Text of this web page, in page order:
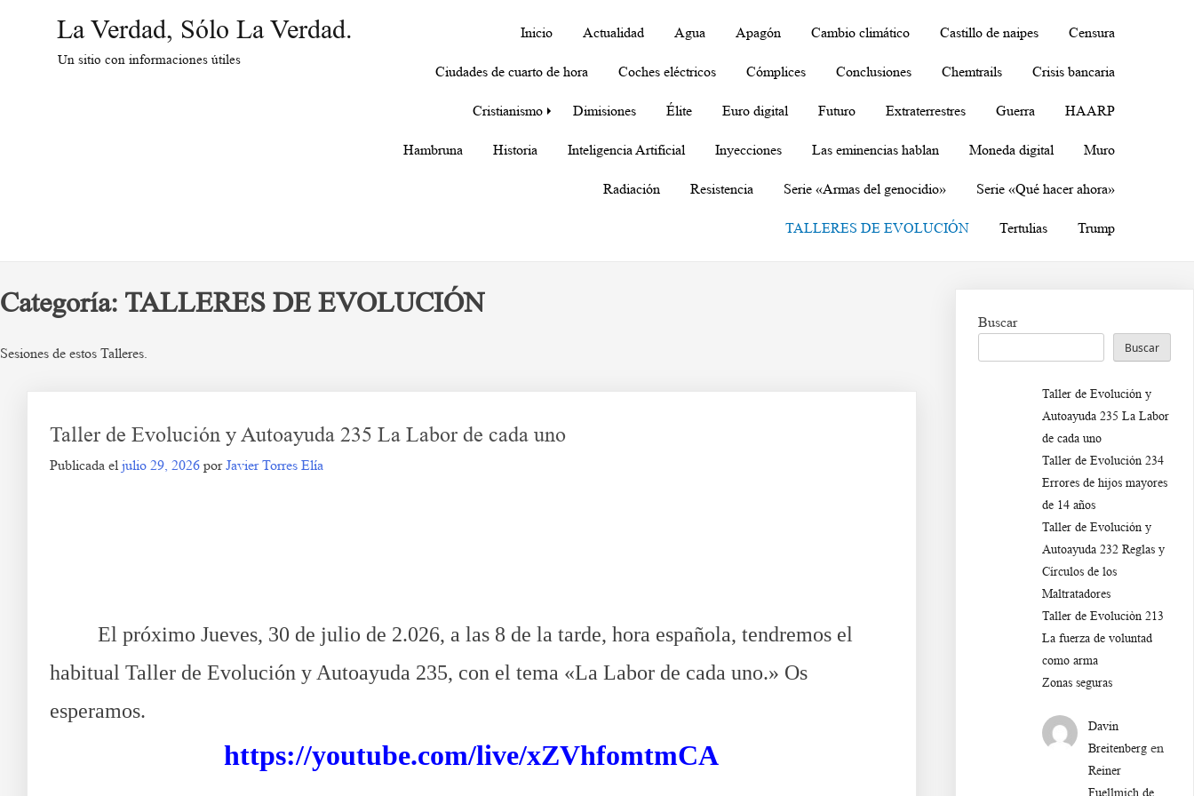
La Verdad, Sólo La Verdad.
Un sitio con informaciones útiles
Inicio Actualidad Agua Apagón Cambio climático Castillo de naipes Censura
Ciudades de cuarto de hora Coches eléctricos Cómplices Conclusiones Chemtrails Crisis bancaria
Cristianismo Dimisiones Élite Euro digital Futuro Extraterrestres Guerra HAARP
Hambruna Historia Inteligencia Artificial Inyecciones Las eminencias hablan Moneda digital Muro
Radiación Resistencia Serie «Armas del genocidio» Serie «Qué hacer ahora»
TALLERES DE EVOLUCIÓN Tertulias Trump
Categoría: TALLERES DE EVOLUCIÓN
Sesiones de estos Talleres.
Taller de Evolución y Autoayuda 235 La Labor de cada uno
Publicada el julio 29, 2026 porJavier Torres Elía
El próximo Jueves, 30 de julio de 2.026, a las 8 de la tarde, hora española, tendremos el
habitual Taller de Evolución y Autoayuda 235, con el tema «La Labor de cada uno.» Os
esperamos.
https://youtube.com/live/xZVhfomtmCA
Buscar
Buscar
Taller de Evolución y
Autoayuda 235 La Labor
de cada uno
Taller de Evolución 234
Errores de hijos mayores
de 14 años
Taller de Evolución y
Autoayuda 232 Reglas y
Círculos de los
Maltratadores
Taller de Evoluciòn 213
La fuerza de voluntad
como arma
Zonas seguras
Davin
Breitenberg en
Reiner
Fuellmich de